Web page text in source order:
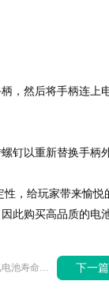
，然后将手柄连上
钉以重新替换手柄
，给玩家带来愉悦
此购买高品质的电池
下一篇
镍氢电池寿命一般是几年(镍氢电池寿命多长)